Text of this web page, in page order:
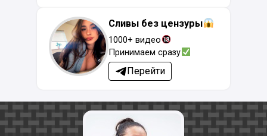
Сливы без цензуры
1000+ видео
Принимаем сразу
Перейти